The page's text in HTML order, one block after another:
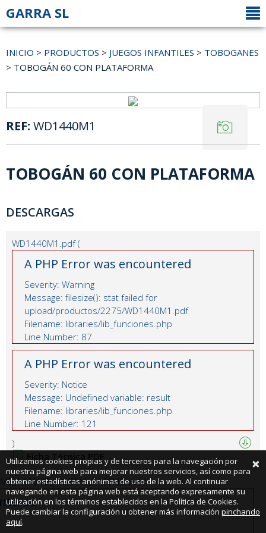
GARRA SL
INICIO > PRODUCTOS > JUEGOS INFANTILES > TOBOGANES
> TOBOGÁN 60 CON PLATAFORMA
REF: WD1440M1
TOBOGÁN 60 CON PLATAFORMA
DESCARGAS
WD1440M1.pdf (
A PHP Error was encountered
Severity: Warning
Message: filesize(): stat failed for
upload/productos/2275/WD1440M1.pdf
Filename: libraries/lib_funciones.php
Line Number: 87
A PHP Error was encountered
Severity: Notice
Message: Undefined variable: result
Filename: libraries/lib_funciones.php
Line Number: 121
)
Ficha Técnica PDF
(
×
Utilizamos cookies propias y de terceros para la navegación por
nuestra página web para mejorar nuestros servicios, así como para
obtener estadísticas anónimas de uso de la web. Al continuar
navegando en esta página web está aceptando expresamente su
utilización en los términos establecidos en la Política de Cookies.
Puede cambiar la configuración u obtener más información pinchando
aquí.